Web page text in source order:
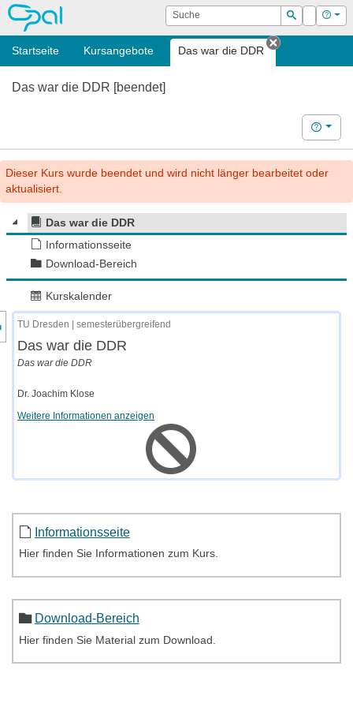
OPAL Suche
Suchen
Login Hilfe
Startseite Kursangebote Das war die DDR
Tab
Das war die DDR [beendet]
Hilfe
Dieser Kurs wurde beendet und wird nicht länger bearbeitet oder
aktualisiert.
Das war die DDR
Informationsseite
Download-Bereich
Kurskalender
des Kursmenüs
TU Dresden | semesterübergreifend
Das war die DDR
Das war die DDR
Dr. Joachim Klose
Weitere Informationen anzeigen
Informationsseite
Hier finden Sie Informationen zum Kurs.
Download-Bereich
Hier finden Sie Material zum Download.